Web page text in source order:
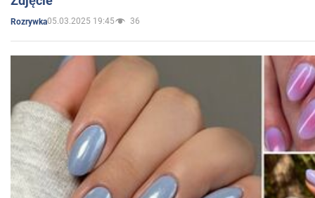
Rozrywka05.03.2025 19:45 36